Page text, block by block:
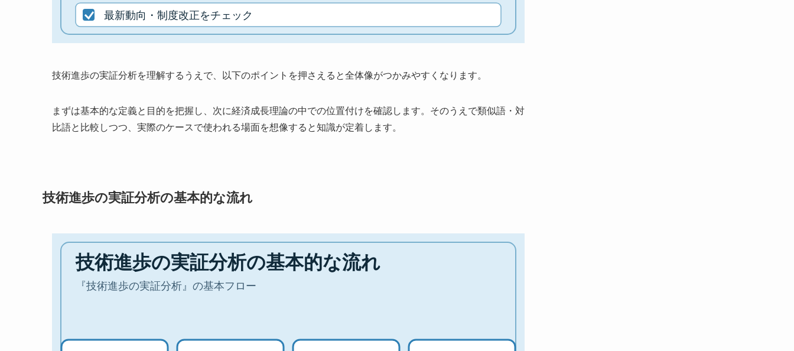
技術進歩の実証分析を理解するうえで、以下のポイントを押さえると全体像がつかみやすくなります。
まずは基本的な定義と目的を把握し、次に経済成長理論の中での位置付けを確認します。そのうえで類似語・対
比語と比較しつつ、実際のケースで使われる場面を想像すると知識が定着します。
技術進歩の実証分析の基本的な流れ